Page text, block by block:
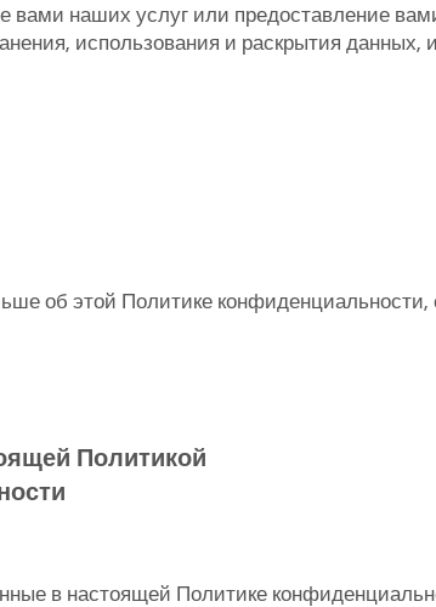
вами наших услуг или предоставление
использования и раскрытия
об этой Политике
Политикой
в настоящей Политике